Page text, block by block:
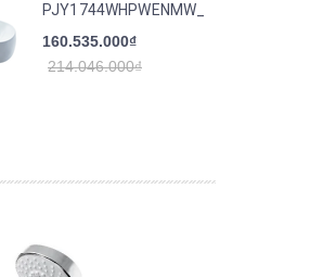
PJY1744WHPWENMW_TVBF412
160.535.000₫
214.046.000₫